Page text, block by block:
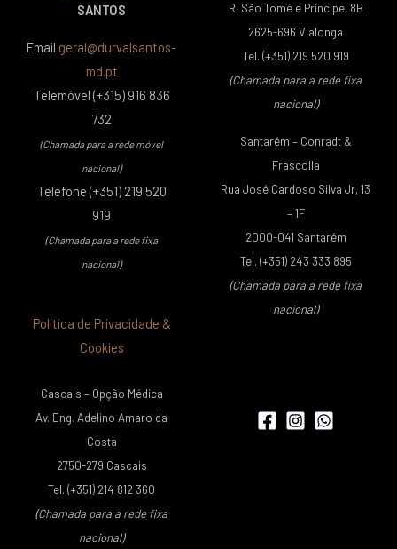
SANTOS
Email geral@durvalsantos-
md.pt
Telemóvel (+315) 916 836
732
(Chamada para a rede móvel
nacional)
Telefone (+351) 219 520
919
(Chamada para a rede fixa
nacional)
Política de Privacidade &
Cookies
R. São Tomé e Príncipe, 8B
2625-696 Vialonga
Tel. (+351) 219 520 919
(Chamada para a rede fixa
nacional)
Santarém – Conradt &
Frascolla
Rua José Cardoso Silva Jr, 13
– 1F
2000-041 Santarém
Tel. (+351) 243 333 895
(Chamada para a rede fixa
nacional)
Cascais – Opção Médica
Av. Eng. Adelino Amaro da
Costa
2750-279 Cascais
Tel. (+351) 214 812 360
(Chamada para a rede fixa
nacional)